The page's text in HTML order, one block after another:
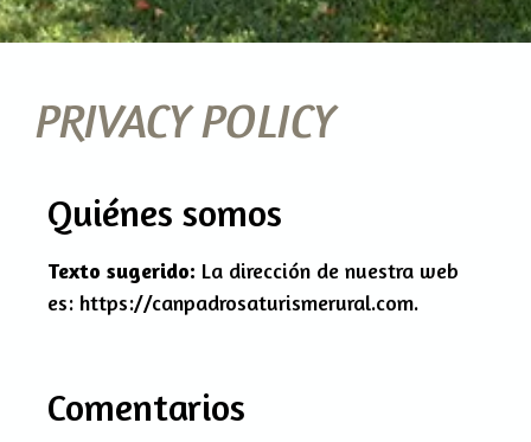
PRIVACY POLICY
Quiénes somos
Texto sugerido: La dirección de nuestra web
es: https://canpadrosaturismerural.com.
Comentarios